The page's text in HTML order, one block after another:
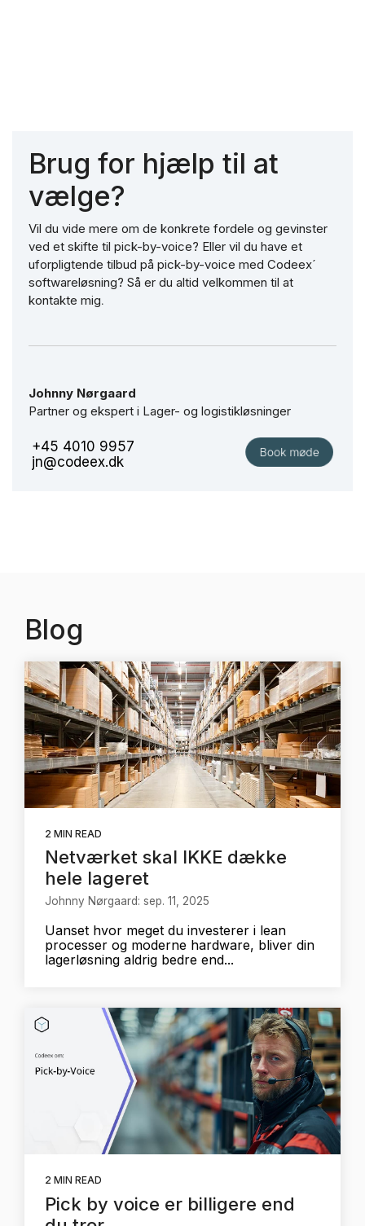
Brug for hjælp til at
vælge?
Vil du vide mere om de konkrete fordele og gevinster
ved et skifte til pick-by-voice? Eller vil du have et
uforpligtende tilbud på pick-by-voice med Codeex´
softwareløsning? Så er du altid velkommen til at
kontakte mig.
Johnny Nørgaard
Partner og ekspert i Lager- og logistikløsninger
+45 4010 9957
jn@codeex.dk
Blog
2 MIN READ
Netværket skal IKKE dække
hele lageret
Johnny Nørgaard: sep. 11, 2025
Uanset hvor meget du investerer i lean
processer og moderne hardware, bliver din
lagerløsning aldrig bedre end...
2 MIN READ
Pick by voice er billigere end